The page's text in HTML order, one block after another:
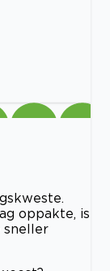
oppakte, is
sneller